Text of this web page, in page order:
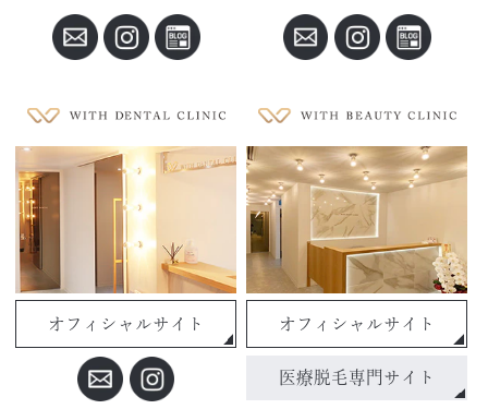
オフィシャルサイト オフィシャルサイト
医療脱毛専門サイト